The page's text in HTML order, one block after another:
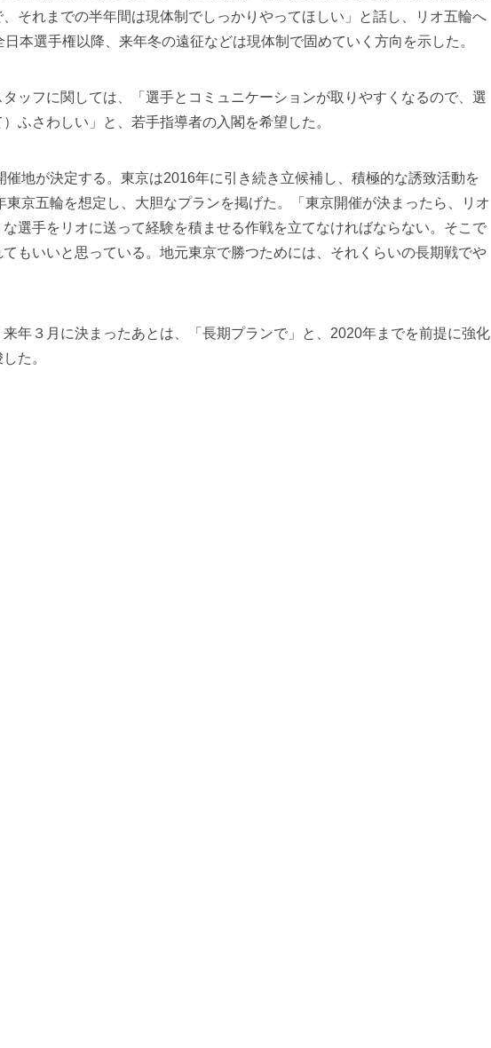
それまでの半年間は現体制でしっかりやってほしい」と話し、リオ五輪へ
本選手権以降、来年冬の遠征などは現体制で固めていく方向を示した。
ッフに関しては、「選手とコミュニケーションが取りやすくなるので、選
ふさわしい」と、若手指導者の入閣を希望した。
地が決定する。東京は2016年に引き続き立候補し、積極的な誘致活動を
京五輪を想定し、大胆なプランを掲げた。「東京開催が決まったら、リオ
選手をリオに送って経験を積ませる作戦を立てなければならない。そこで
もいいと思っている。地元東京で勝つためには、それくらいの長期戦でや
年３月に決まったあとは、「長期プランで」と、2020年までを前提に強化
た。